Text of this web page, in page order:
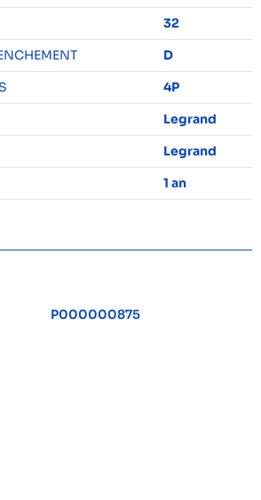
32
D
4P
Legrand
Legrand
1 an
P000000875